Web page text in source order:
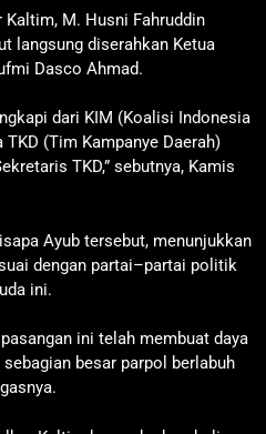
M. Husni Fahruddin
langsung diserahkan Ketua
Dasco Ahmad.
dari KIM (Koalisi Indonesia
(Tim Kampanye Daerah)
TKD,” sebutnya, Kamis
Ayub tersebut, menunjukkan
dengan partai–partai politik
ini.
ini telah membuat daya
besar parpol berlabuh